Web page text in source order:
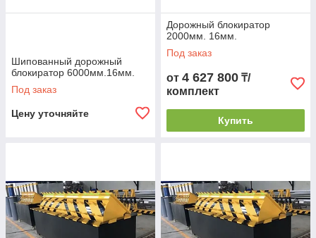
Шипованный дорожный
блокиратор 6000мм.16мм.
Под заказ
Цену уточняйте
Дорожный блокиратор
2000мм. 16мм.
Под заказ
от 4 627 800 ₸/
комплект
Купить